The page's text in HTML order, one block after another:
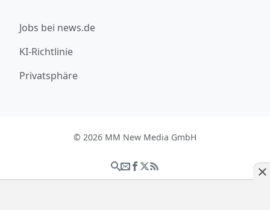
Jobs bei news.de
KI-Richtlinie
Privatsphäre
© 2026 MM New Media GmbH